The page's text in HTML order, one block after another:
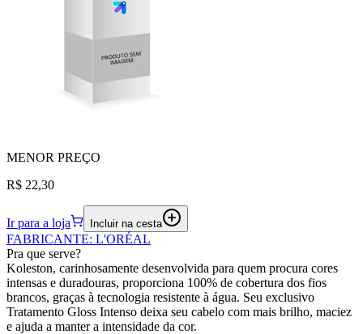
MENOR PREÇO
R$ 22,30
Ir para a loja Incluir na cesta
FABRICANTE: L'ORÉAL
Pra que serve?
Koleston, carinhosamente desenvolvida para quem procura cores
intensas e duradouras, proporciona 100% de cobertura dos fios
brancos, graças à tecnologia resistente à água. Seu exclusivo
Tratamento Gloss Intenso deixa seu cabelo com mais brilho, maciez
e ajuda a manter a intensidade da cor.